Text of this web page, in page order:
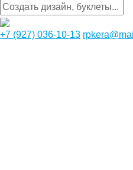
+7 (927) 036-10-13